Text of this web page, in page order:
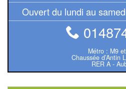
Gestion
Enquête
Ouvert du lundi au
Métro : M9
Chaussée d’Antin
RER A -